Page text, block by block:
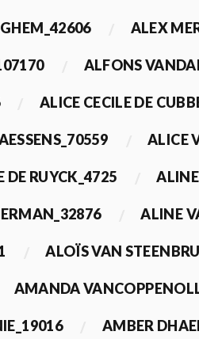
ALEX
ALFONS
ALICE CECILE DE
ALICE
DE RUYCK_4725
ALINE
ALOÏS VAN
AMANDA
AMBER